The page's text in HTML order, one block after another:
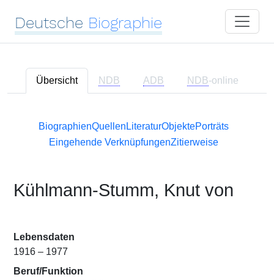
Deutsche Biographie
Übersicht NDB ADB NDB-online
BiographienQuellen LiteraturObjektePorträts
Eingehende VerknüpfungenZitierweise
Kühlmann-Stumm, Knut von
Lebensdaten
1916 – 1977
Beruf/Funktion